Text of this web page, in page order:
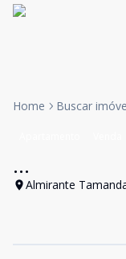
Home Buscar
...
Almirante